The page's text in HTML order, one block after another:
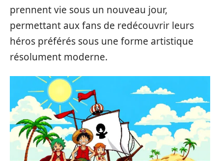
prennent vie sous un nouveau jour,
permettant aux fans de redécouvrir leurs
héros préférés sous une forme artistique
résolument moderne.